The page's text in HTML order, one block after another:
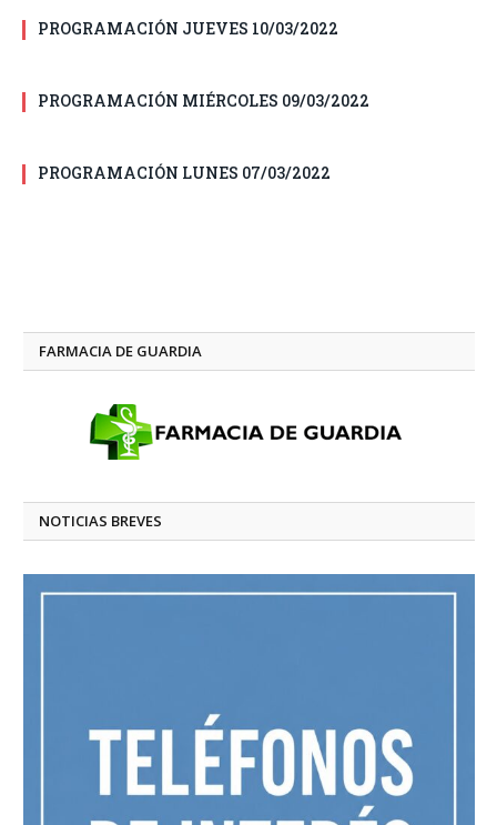
PROGRAMACIÓN JUEVES 10/03/2022
PROGRAMACIÓN MIÉRCOLES 09/03/2022
PROGRAMACIÓN LUNES 07/03/2022
FARMACIA DE GUARDIA
NOTICIAS BREVES